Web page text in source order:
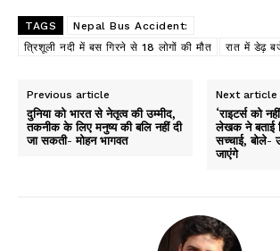
TAGS
Nepal Bus Accident:
त्रिशूली नदी में बस गिरने से 18 लोगों की मौत
रात में डेढ़
Previous article
दुनिया को भारत से नेतृत्व की उम्मीद,
तकनीक के लिए मनुष्य की बलि नहीं दी
जा सकती- मोहन भागवत
Next article
‘राइटर्स को
लेखक ने बताई
सच्चाई, बोले-
जाएंगे